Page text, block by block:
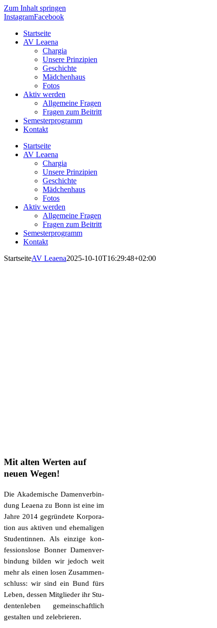
Zum Inhalt springen
InstagramFacebook
Startseite
AV Leaena
Chargia
Unsere Prinzipien
Geschichte
Mädchenhaus
Fotos
Aktiv werden
Allgemeine Fragen
Fragen zum Beitritt
Semesterprogramm
Kontakt
Startseite
AV Leaena
Chargia
Unsere Prinzipien
Geschichte
Mädchenhaus
Fotos
Aktiv werden
Allgemeine Fragen
Fragen zum Beitritt
Semesterprogramm
Kontakt
StartseiteAV Leaena2025-10-10T16:29:48+02:00
Mit alten Werten auf
neuen Wegen!
Die Aka­de­mi­sche Damen­ver­bin­
dung Leae­na zu Bonn ist eine im
Jah­re 2014 gegrün­de­te Kor­po­ra­
ti­on aus akti­ven und ehe­ma­li­gen
Stu­den­tin­nen. Als ein­zi­ge kon­
fes­si­ons­lo­se Bon­ner Damen­ver­
bin­dung bil­den wir jedoch weit
mehr als einen losen Zusam­men­
schluss: wir sind ein Bund fürs
Leben, des­sen Mit­glie­der ihr Stu­
den­ten­le­ben gemein­schaft­lich
gestal­ten und zelebrieren.